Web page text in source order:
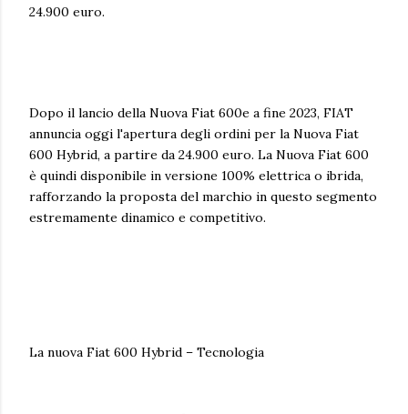
24.900 euro.
Dopo il lancio della Nuova Fiat 600e a fine 2023, FIAT
annuncia oggi l'apertura degli ordini per la Nuova Fiat
600 Hybrid, a partire da 24.900 euro. La Nuova Fiat 600
è quindi disponibile in versione 100% elettrica o ibrida,
rafforzando la proposta del marchio in questo segmento
estremamente dinamico e competitivo.
La nuova Fiat 600 Hybrid – Tecnologia